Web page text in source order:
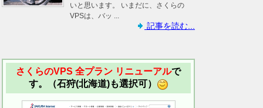
いと思います。 いまだに、さくらの
VPSは、バッ ...
記事を読む...
さくらのVPS 全プラン リニューアルで
す。（石狩(北海道)も選択可）